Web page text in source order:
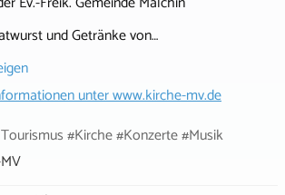
und Getränke von…
unterwww.kirche-mv.de
#Kirche #Konzerte #Musik